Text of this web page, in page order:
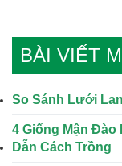
BÀI VIẾT
So Sánh Lưới
4 Giống Mận Đào
Dẫn Cách Trồng